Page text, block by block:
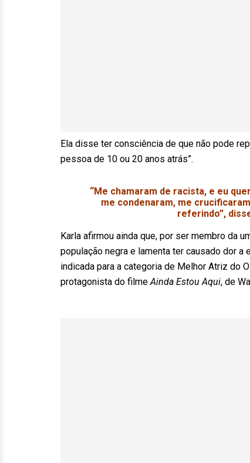
Ela disse ter consciência de que não pode
pessoa de 10 ou 20 anos atrás”.
“Me chamaram de racista, e eu
me condenaram, me
referindo”,
Karla afirmou ainda que, por ser membro da
população negra e lamenta ter causado dor
indicada para a categoria de Melhor Atriz do
protagonista do filme Ainda Estou Aqui, de